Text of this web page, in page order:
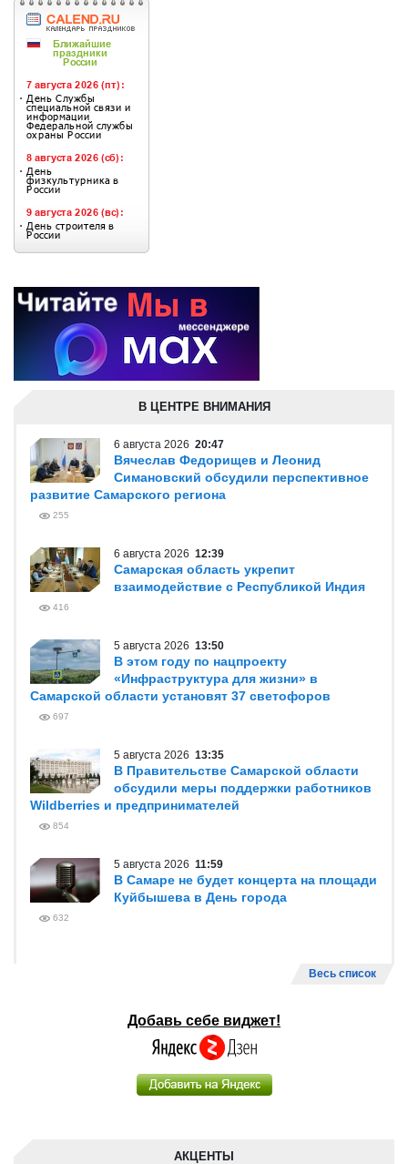
В ЦЕНТРЕ ВНИМАНИЯ
6 августа 2026 20:47
Вячеслав Федорищев и Леонид
Симановский обсудили перспективное
развитие Самарского региона
255
6 августа 2026 12:39
Самарская область укрепит
взаимодействие с Республикой Индия
416
5 августа 2026 13:50
В этом году по нацпроекту
«Инфраструктура для жизни» в
Самарской области установят 37 светофоров
697
5 августа 2026 13:35
В Правительстве Самарской области
обсудили меры поддержки работников
Wildberries и предпринимателей
854
5 августа 2026 11:59
В Самаре не будет концерта на площади
Куйбышева в День города
632
Весь список
Добавь себе виджет!
АКЦЕНТЫ